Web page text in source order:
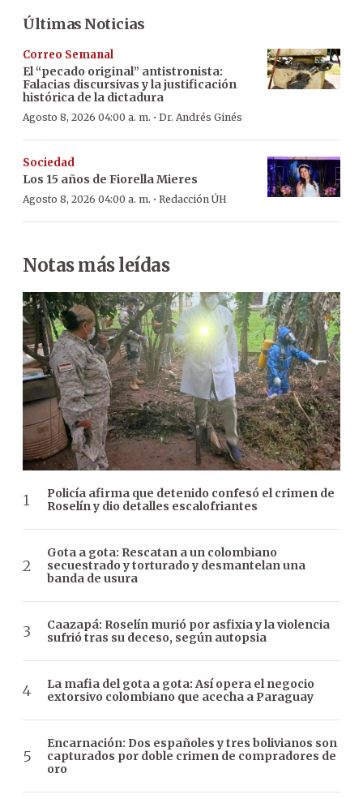
Últimas Noticias
Correo Semanal
El “pecado original” antistronista:
Falacias discursivas y la justificación
histórica de la dictadura
Agosto 8, 2026 04:00 a. m. · Dr. Andrés Ginés
Sociedad
Los 15 años de Fiorella Mieres
Agosto 8, 2026 04:00 a. m. · Redacción ÚH
Notas más leídas
Policía afirma que detenido confesó el crimen de
Roselín y dio detalles escalofriantes
Gota a gota: Rescatan a un colombiano
secuestrado y torturado y desmantelan una
banda de usura
Caazapá: Roselín murió por asfixia y la violencia
sufrió tras su deceso, según autopsia
La mafia del gota a gota: Así opera el negocio
extorsivo colombiano que acecha a Paraguay
Encarnación: Dos españoles y tres bolivianos son
capturados por doble crimen de compradores de
oro